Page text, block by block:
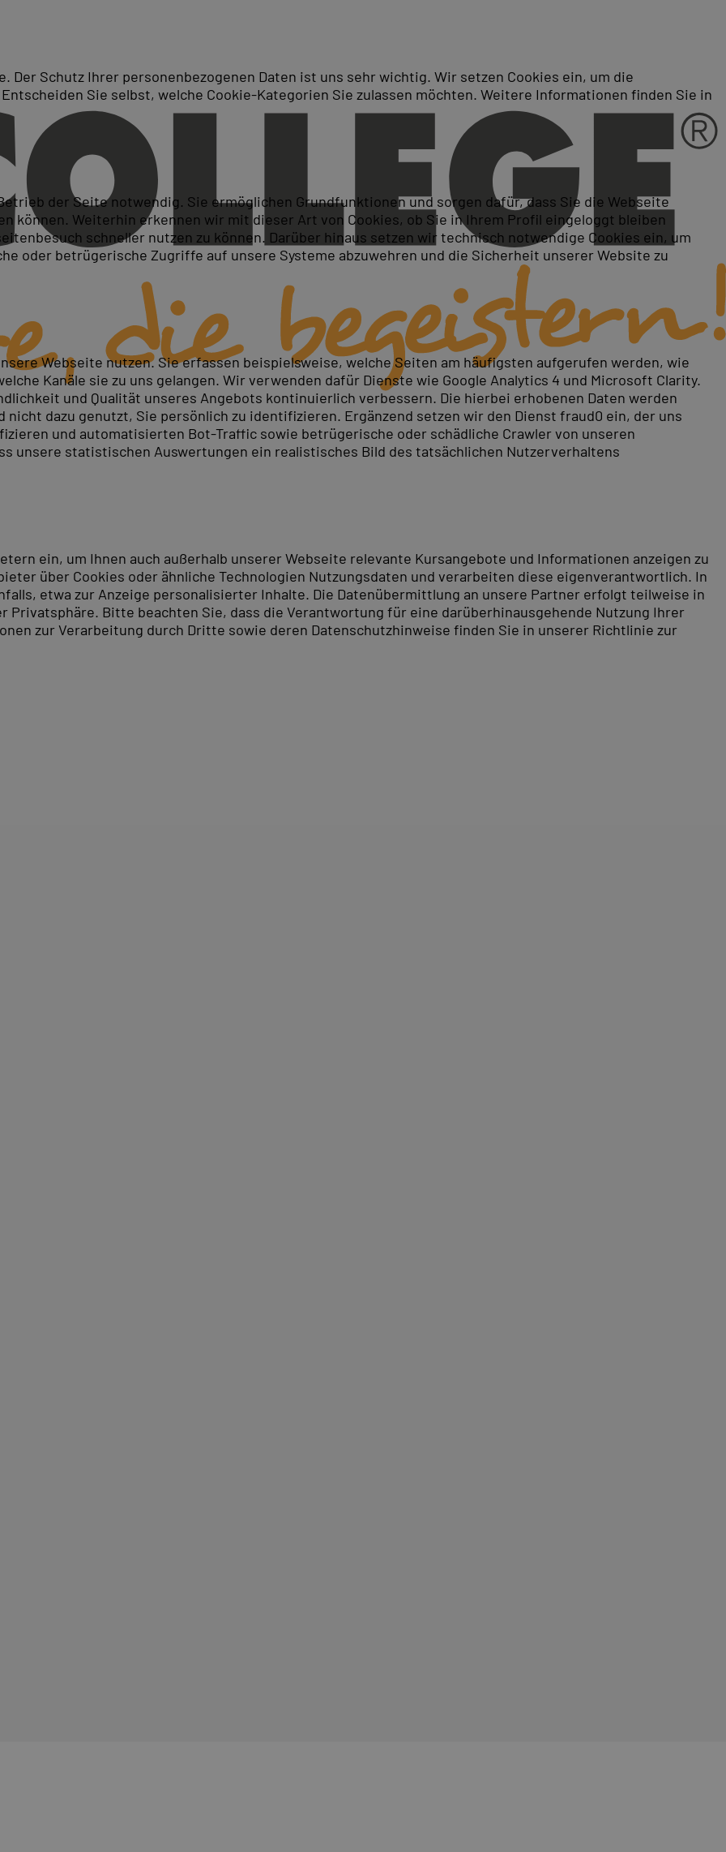
verstehen und anwenden
Entscheidungen erstellen
direkten Erfahrungsaustausch und neue Impulse.
Der Schutz Ihrer personenbezogenen Daten ist uns sehr wichtig. Wir setzen Cookies ein, um die
Sie selbst, welche Cookie-Kategorien Sie zulassen möchten. Weitere Informationen finden Sie in
der Seite notwendig. Sie ermöglichen Grundfunktionen und sorgen dafür, dass Sie die Webseite
können. Weiterhin erkennen wir mit dieser Art von Cookies, ob Sie in Ihrem Profil eingeloggt bleiben
schneller nutzen zu können. Darüber hinaus setzen wir technisch notwendige Cookies ein, um
oder betrügerische Zugriffe auf unsere Systeme abzuwehren und die Sicherheit unserer Website zu
Webseite nutzen. Sie erfassen beispielsweise, welche Seiten am häufigsten aufgerufen werden, wie
Kanäle sie zu uns gelangen. Wir verwenden dafür Dienste wie Google Analytics 4 und Microsoft Clarity.
und Qualität unseres Angebots kontinuierlich verbessern. Die hierbei erhobenen Daten werden
dazu genutzt, Sie persönlich zu identifizieren. Ergänzend setzen wir den Dienst fraud0 ein, der uns
und automatisierten Bot-Traffic sowie betrügerische oder schädliche Crawler von unseren
unsere statistischen Auswertungen ein realistisches Bild des tatsächlichen Nutzerverhaltens
ein, um Ihnen auch außerhalb unserer Webseite relevante Kursangebote und Informationen anzeigen zu
über Cookies oder ähnliche Technologien Nutzungsdaten und verarbeiten diese eigenverantwortlich. In
etwa zur Anzeige personalisierter Inhalte. Die Datenübermittlung an unsere Partner erfolgt teilweise in
Privatsphäre. Bitte beachten Sie, dass die Verantwortung für eine darüberhinausgehende Nutzung Ihrer
zur Verarbeitung durch Dritte sowie deren Datenschutzhinweise finden Sie in unserer Richtlinie zur